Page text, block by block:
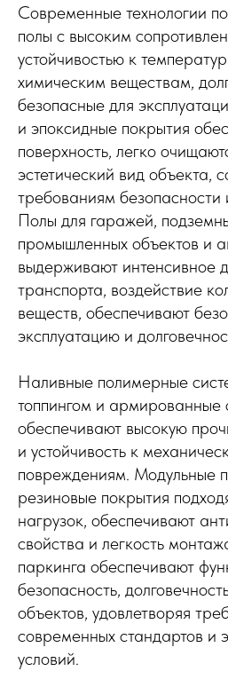
Современные технологии
полы с высоким
устойчивостью к
химическим веществам,
безопасные для
и эпоксидные покрытия
поверхность, легко
эстетический вид объекта,
требованиям безопасности
Полы для гаражей,
промышленных объектов и
выдерживают интенсивное
транспорта, воздействие
веществ, обеспечивают
эксплуатацию и
Наливные полимерные
топпингом и армированные
обеспечивают высокую
и устойчивость к
повреждениям. Модульные
резиновые покрытия
нагрузок, обеспечивают
свойства и легкость
паркинга обеспечивают
безопасность,
объектов, удовлетворяя
современных стандартов и
условий.